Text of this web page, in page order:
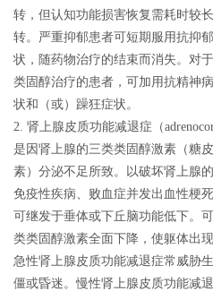
转，但认知功能损害恢复需耗时较
转。严重抑郁患者可短期服用抗抑
状，随药物治疗的结束而消失。对
类固醇治疗的患者，可加用抗精神
状和（或）躁狂症状。
2. 肾上腺皮质功能减退症（
是因肾上腺的三类类固醇激素（糖
素）分泌不足所致。
以破坏肾上腺
免疫性疾病、败血症并发出血性梗
可继发于垂体或下丘脑功能低下。
类类固醇激素全面下降，使躯体出
急性肾上腺皮质功能减退症常威胁
僵或昏迷。慢性肾上腺皮质功能减